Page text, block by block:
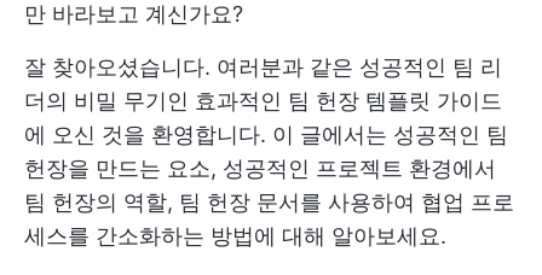
만 바라보고 계신가요?
잘 찾아오셨습니다. 여러분과 같은 성공적인 팀 리
더의 비밀 무기인 효과적인 팀 헌장 템플릿 가이드
에 오신 것을 환영합니다. 이 글에서는 성공적인 팀
헌장을 만드는 요소, 성공적인 프로젝트 환경에서
팀 헌장의 역할, 팀 헌장 문서를 사용하여 협업 프로
세스를 간소화하는 방법에 대해 알아보세요.